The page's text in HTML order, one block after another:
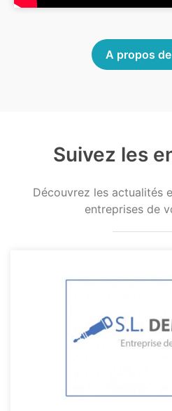
A propos
Suivez les
Découvrez les actualités
entreprises de